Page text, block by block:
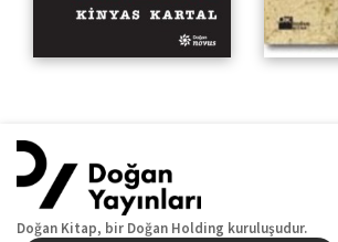
Doğan Kitap, bir Doğan Holding kuruluşudur.